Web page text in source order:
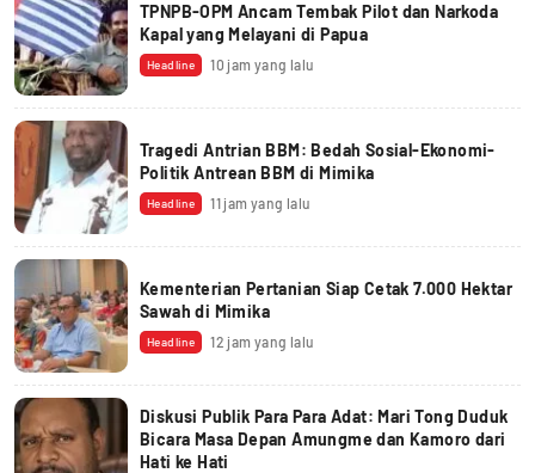
TPNPB-OPM Ancam Tembak Pilot dan Narkoda
Kapal yang Melayani di Papua
Headline 10 jam yang lalu
Tragedi Antrian BBM: Bedah Sosial-Ekonomi-
Politik Antrean BBM di Mimika
Headline 11 jam yang lalu
Kementerian Pertanian Siap Cetak 7.000 Hektar
Sawah di Mimika
Headline 12 jam yang lalu
Diskusi Publik Para Para Adat: Mari Tong Duduk
Bicara Masa Depan Amungme dan Kamoro dari
Hati ke Hati